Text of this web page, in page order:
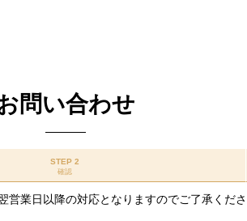
問い合わせ
STEP 2
確認
業日以降の対応となりますのでご了承くださ